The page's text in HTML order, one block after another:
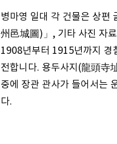
병마영 일대 각 건물은 상편
州邑城圖)」, 기타 사진 자
1908년부터 1915년까지 경
전합니다. 용두사지(龍頭寺
중에 장관 관사가 들어서는
다.